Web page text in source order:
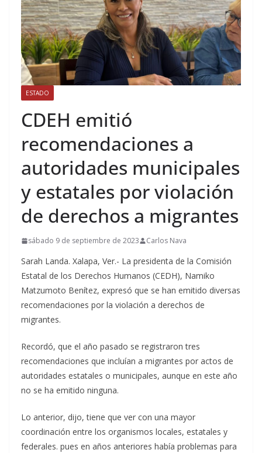
ESTADO
CDEH emitió
recomendaciones a
autoridades municipales
y estatales por violación
de derechos a migrantes
sábado 9 de septiembre de 2023 Carlos Nava
Sarah Landa. Xalapa, Ver.- La presidenta de la Comisión
Estatal de los Derechos Humanos (CEDH), Namiko
Matzumoto Benítez, expresó que se han emitido diversas
recomendaciones por la violación a derechos de
migrantes.
Recordó, que el año pasado se registraron tres
recomendaciones que incluían a migrantes por actos de
autoridades estatales o municipales, aunque en este año
no se ha emitido ninguna.
Lo anterior, dijo, tiene que ver con una mayor
coordinación entre los organismos locales, estatales y
federales. pues en años anteriores había problemas para